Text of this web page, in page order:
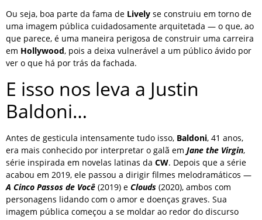
Ou seja, boa parte da fama de Lively se construiu em torno de
uma imagem pública cuidadosamente arquitetada — o que, ao
que parece, é uma maneira perigosa de construir uma carreira
em Hollywood, pois a deixa vulnerável a um público ávido por
ver o que há por trás da fachada.
E isso nos leva a Justin
Baldoni…
Antes de gesticula intensamente tudo isso, Baldoni, 41 anos,
era mais conhecido por interpretar o galã em Jane the Virgin,
série inspirada em novelas latinas da CW. Depois que a série
acabou em 2019, ele passou a dirigir filmes melodramáticos —
A Cinco Passos de Você (2019) e Clouds (2020), ambos com
personagens lidando com o amor e doenças graves. Sua
imagem pública começou a se moldar ao redor do discurso